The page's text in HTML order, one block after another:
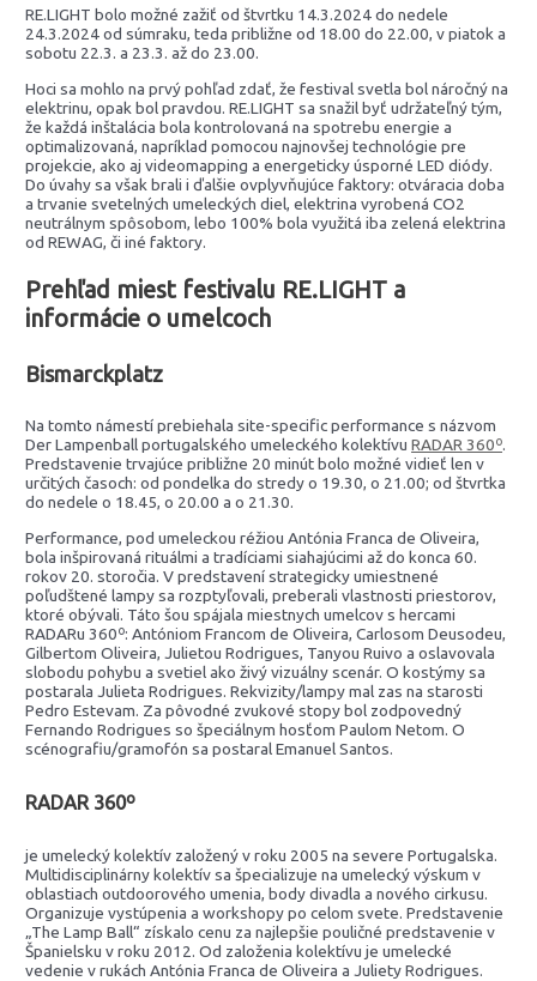
RE.LIGHT bolo možné zažiť od štvrtku 14.3.2024 do nedele
24.3.2024 od súmraku, teda približne od 18.00 do 22.00, v piatok a
sobotu 22.3. a 23.3. až do 23.00.
Hoci sa mohlo na prvý pohľad zdať, že festival svetla bol náročný na
elektrinu, opak bol pravdou. RE.LIGHT sa snažil byť udržateľný tým,
že každá inštalácia bola kontrolovaná na spotrebu energie a
optimalizovaná, napríklad pomocou najnovšej technológie pre
projekcie, ako aj videomapping a energeticky úsporné LED diódy.
Do úvahy sa však brali i ďalšie ovplyvňujúce faktory: otváracia doba
a trvanie svetelných umeleckých diel, elektrina vyrobená CO2
neutrálnym spôsobom, lebo 100% bola využitá iba zelená elektrina
od REWAG, či iné faktory.
Prehľad miest festivalu RE.LIGHT a
informácie o umelcoch
Bismarckplatz
Na tomto námestí prebiehala site-specific performance s názvom
Der Lampenball portugalského umeleckého kolektívuRADAR 360º.
Predstavenie trvajúce približne 20 minút bolo možné vidieť len v
určitých časoch: od pondelka do stredy o 19.30, o 21.00; od štvrtka
do nedele o 18.45, o 20.00 a o 21.30.
Performance, pod umeleckou réžiou Antónia Franca de Oliveira,
bola inšpirovaná rituálmi a tradíciami siahajúcimi až do konca 60.
rokov 20. storočia. V predstavení strategicky umiestnené
poľudštené lampy sa rozptyľovali, preberali vlastnosti priestorov,
ktoré obývali. Táto šou spájala miestnych umelcov s hercami
RADARu 360º: Antóniom Francom de Oliveira, Carlosom Deusodeu,
Gilbertom Oliveira, Julietou Rodrigues, Tanyou Ruivo a oslavovala
slobodu pohybu a svetiel ako živý vizuálny scenár. O kostýmy sa
postarala Julieta Rodrigues. Rekvizity/lampy mal zas na starosti
Pedro Estevam. Za pôvodné zvukové stopy bol zodpovedný
Fernando Rodrigues so špeciálnym hosťom Paulom Netom. O
scénografiu/gramofón sa postaral Emanuel Santos.
RADAR 360º
je umelecký kolektív založený v roku 2005 na severe Portugalska.
Multidisciplinárny kolektív sa špecializuje na umelecký výskum v
oblastiach outdoorového umenia, body divadla a nového cirkusu.
Organizuje vystúpenia a workshopy po celom svete. Predstavenie
„The Lamp Ball“ získalo cenu za najlepšie pouličné predstavenie v
Španielsku v roku 2012. Od založenia kolektívu je umelecké
vedenie v rukách Antónia Franca de Oliveira a Juliety Rodrigues.